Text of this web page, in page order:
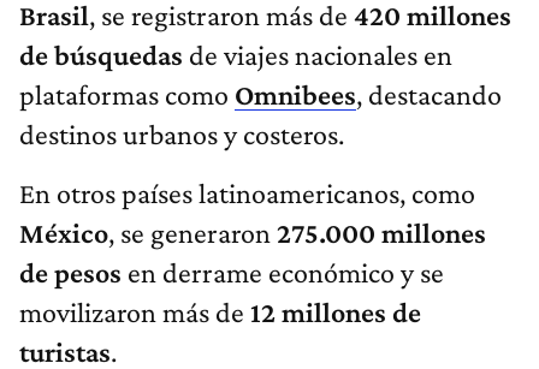
Brasil, se registraron más de 420 millones
de búsquedas de viajes nacionales en
plataformas como Omnibees, destacando
destinos urbanos y costeros.
En otros países latinoamericanos, como
México, se generaron 275.000 millones
de pesos en derrame económico y se
movilizaron más de 12 millones de
turistas.